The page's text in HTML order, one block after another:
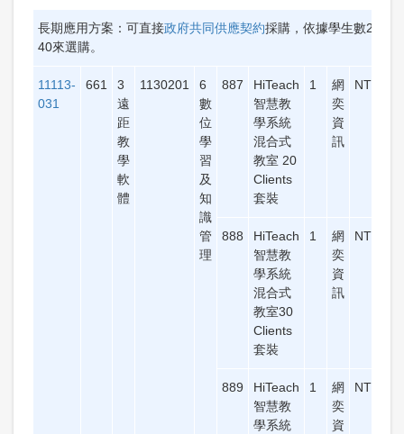
長期應用方案：可直接政府共同供應契約採購，依據學生數20、
40來選購。
11113-
031
661
3
遠
距
教
學
軟
體
1130201
6
數
位
學
習
及
知
識
管
理
887
HiTeach
智慧教
學系統
混合式
教室 20
Clients
套裝
1
網
奕
資
訊
888
HiTeach
智慧教
學系統
混合式
教室30
Clients
套裝
1
網
奕
資
訊
889
HiTeach
智慧教
學系統
1
網
奕
資